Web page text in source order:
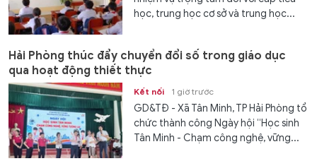
học, trung học cơ sở và trung học...
Hải Phòng thúc đẩy chuyển đổi số trong giáo dục
qua hoạt động thiết thực
Kết nối 1 giờ trước
GD&TĐ - Xã Tân Minh, TP Hải Phòng tổ
chức thành công Ngày hội “Học sinh
Tân Minh - Chạm công nghệ, vững...